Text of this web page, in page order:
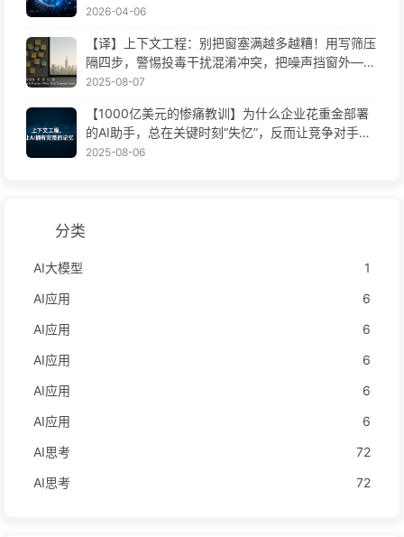
程变革——慢慢学AI171
2026-04-06
【译】上下文工程：别把窗塞满越多越糟！用写筛压
隔四步，警惕投毒干扰混淆冲突，把噪声挡窗外——
慢慢学AI170
2025-08-07
【1000亿美元的惨痛教训】为什么企业花重金部署
的AI助手，总在关键时刻“失忆”，反而让竞争对手实
现90%性能提升？——慢慢学AI169
2025-08-06
分类
AI大模型
1
AI应用
6
AI应用
6
AI应用
6
AI应用
6
AI应用
6
AI思考
72
AI思考
72